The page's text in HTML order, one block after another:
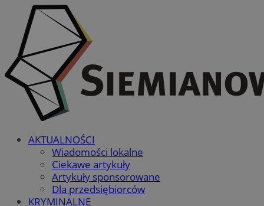
AKTUALNOŚCI
Wiadomości lokalne
Ciekawe artykuły
Artykuły sponsorowane
Dla przedsiębiorców
KRYMINALNE